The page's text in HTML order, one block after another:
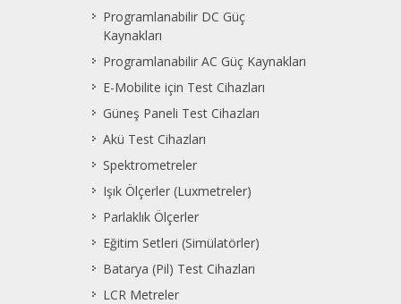
Programlanabilir DC Güç
Kaynakları
Programlanabilir AC Güç Kaynakları
E-Mobilite için Test Cihazları
Güneş Paneli Test Cihazları
Akü Test Cihazları
Spektrometreler
Işık Ölçerler (Luxmetreler)
Parlaklık Ölçerler
Eğitim Setleri (Simülatörler)
Batarya (Pil) Test Cihazları
LCR Metreler